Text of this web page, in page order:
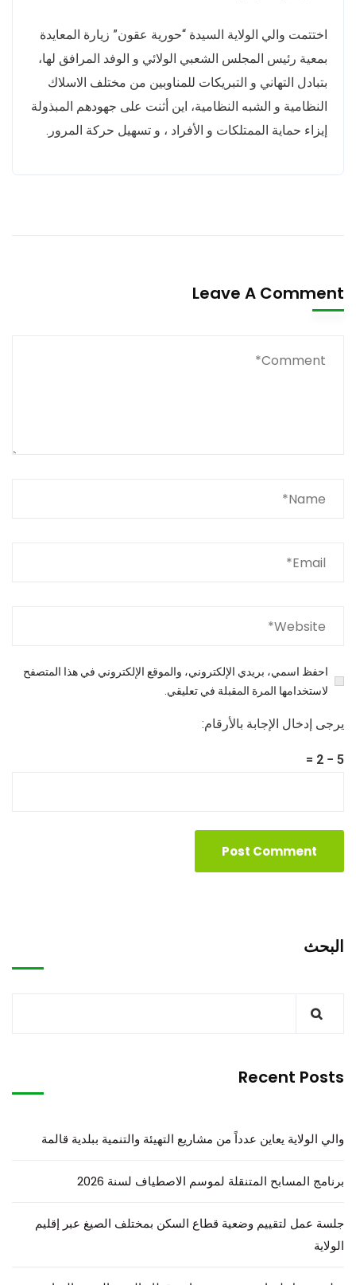
اختتمت والي الولاية السيدة “حورية عقون” زيارة المعايدة
بمعية رئيس المجلس الشعبي الولائي و الوفد المرافق لها،
بتبادل التهاني و التبريكات للمناوبين من مختلف الاسلاك
النظامية و الشبه النظامية، اين أثنت على جهودهم المبذولة
إيزاء حماية الممتلكات و الأفراد ، و تسهيل حركة المرور.
Leave A Comment
احفظ اسمي، بريدي الإلكتروني، والموقع الإلكتروني في هذا المتصفح
لاستخدامها المرة المقبلة في تعليقي.
يرجى إدخال الإجابة بالأرقام:
5 − 2 =
البحث
Recent Posts
والي الولاية يعاين عدداً من مشاريع التهيئة والتنمية ببلدية قالمة
برنامج المسابح المتنقلة لموسم الاصطياف لسنة 2026
جلسة عمل لتقييم وضعية قطاع السكن بمختلف الصيغ عبر إقليم
الولاية